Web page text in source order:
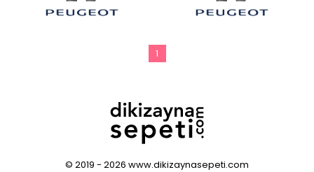
1
© 2019 - 2026 www.dikizaynasepeti.com